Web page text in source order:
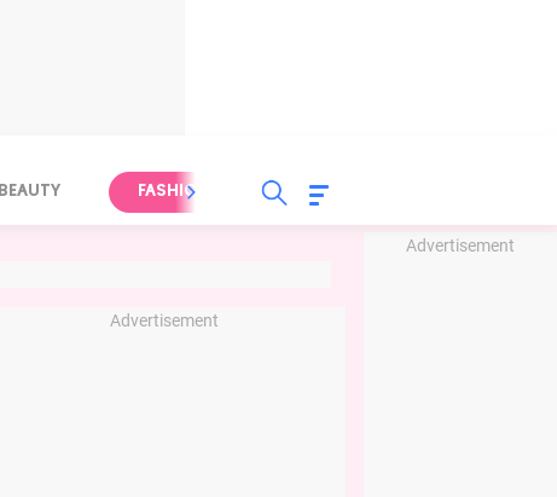
Advertisement
BEAUTY FASHION FOOD
Advertisement